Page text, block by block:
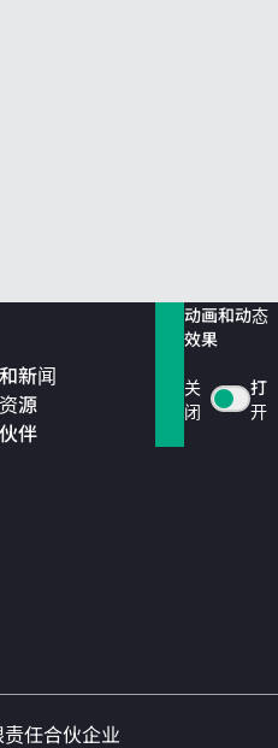
新闻
源
伴
动画和动态
效果
关
闭
打
开
任合伙企业